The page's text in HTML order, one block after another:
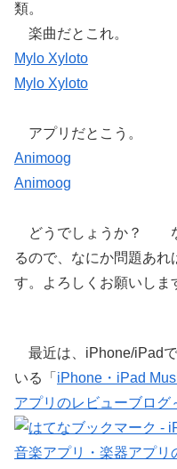
類。
楽曲だとこれ。
Mylo Xyloto
Mylo Xyloto
アプリだとこう。
Animoog
Animoog
どうでしょうか？ な
るので、なにか問題あれ
す。よろしくお願いしま
最近は、iPhone/iPad
いる「 iPhone・iPad
アプリのレビューブログ